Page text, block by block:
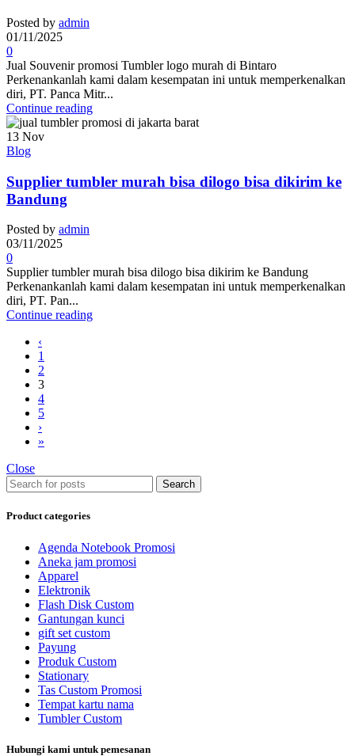
Posted by admin
01/11/2025
0
Jual Souvenir promosi Tumbler logo murah di Bintaro
Perkenankanlah kami dalam kesempatan ini untuk memperkenalkan
diri, PT. Panca Mitr...
Continue reading
13 Nov
Blog
Supplier tumbler murah bisa dilogo bisa dikirim ke
Bandung
Posted by admin
03/11/2025
0
Supplier tumbler murah bisa dilogo bisa dikirim ke Bandung
Perkenankanlah kami dalam kesempatan ini untuk memperkenalkan
diri, PT. Pan...
Continue reading
‹
1
2
3
4
5
›
»
Close
Search
Product categories
Agenda Notebook Promosi
Aneka jam promosi
Apparel
Elektronik
Flash Disk Custom
Gantungan kunci
gift set custom
Payung
Produk Custom
Stationary
Tas Custom Promosi
Tempat kartu nama
Tumbler Custom
Hubungi kami untuk pemesanan